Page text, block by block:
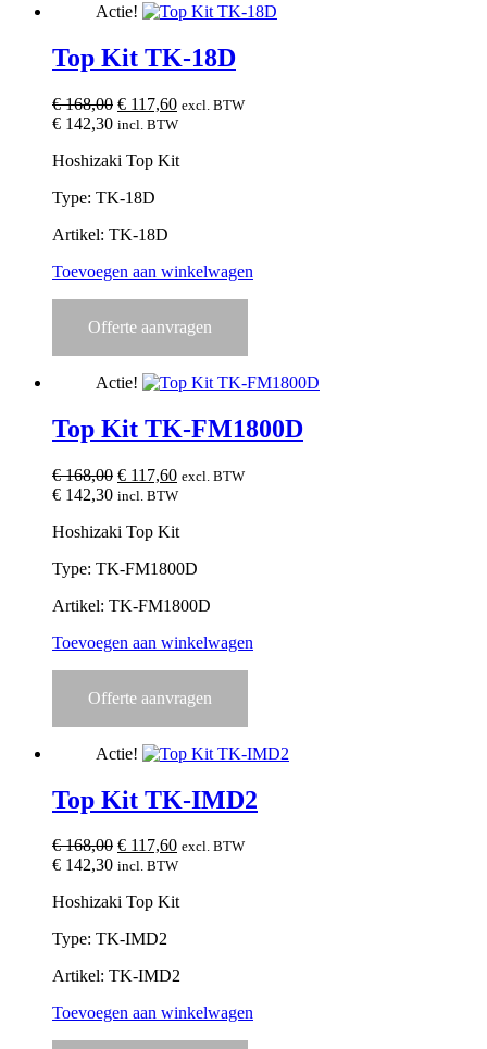
Actie!
Top Kit TK-18D
€168,00 Oorspronkelijke
prijs
€ 168,00.
€ 117,60Huidige
prijs
€ 117,60.
excl. BTW
€ 142,30 incl. BTW
Hoshizaki Top Kit
Type: TK-18D
Artikel: TK-18D
Toevoegen aan winkelwagen
Offerte aanvragen
Actie!
Top Kit TK-FM1800D
€168,00 Oorspronkelijke
prijs
€ 168,00.
€ 117,60Huidige
prijs
€ 117,60.
excl. BTW
€ 142,30 incl. BTW
Hoshizaki Top Kit
Type: TK-FM1800D
Artikel: TK-FM1800D
Toevoegen aan winkelwagen
Offerte aanvragen
Actie!
Top Kit TK-IMD2
€168,00 Oorspronkelijke
prijs
€ 168,00.
€ 117,60Huidige
prijs
€ 117,60.
excl. BTW
€ 142,30 incl. BTW
Hoshizaki Top Kit
Type: TK-IMD2
Artikel: TK-IMD2
Toevoegen aan winkelwagen